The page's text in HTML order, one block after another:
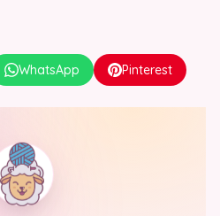
WhatsApp Pinterest